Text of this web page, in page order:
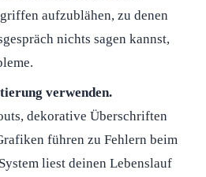
aufzublähen, zu denen
nichts sagen kannst,
verwenden.
dekorative Überschriften
führen zu Fehlern beim
liest deinen Lebenslauf